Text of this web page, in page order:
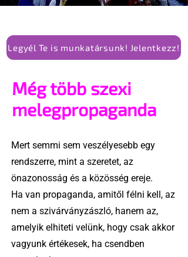
Legyél Te is munkatársunk! Jelentkezz!
Még több szexi
melegpropaganda
Mert semmi sem veszélyesebb egy
rendszerre, mint a szeretet, az
önazonosság és a közösség ereje.
Ha van propaganda, amitől félni kell, az
nem a szivárványzászló, hanem az,
amelyik elhiteti velünk, hogy csak akkor
vagyunk értékesek, ha csendben